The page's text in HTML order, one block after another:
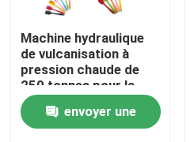
A propos de nous
Visite d'usine
Contrôle de la qualité
Machine hydraulique
de vulcanisation à
pression chaude de
250 tonnes pour la
fabrication
d'ustensiles de cuisine
envoyer une